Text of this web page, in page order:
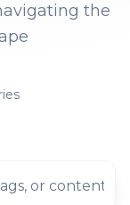
the